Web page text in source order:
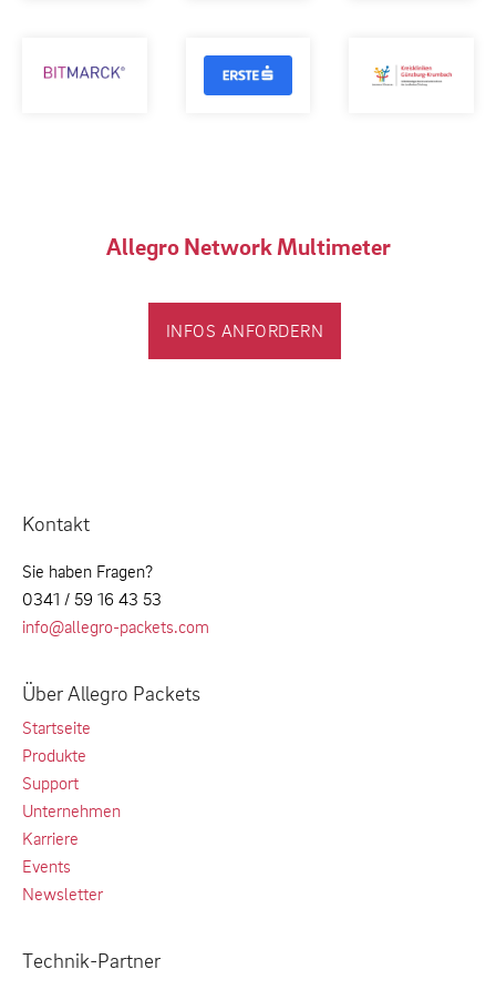
Allegro Network Multimeter
INFOS ANFORDERN
Kontakt
Sie haben Fragen?
0341 / 59 16 43 53
info@allegro-packets.com
Über Allegro Packets
Startseite
Produkte
Support
Unternehmen
Karriere
Events
Newsletter
Technik-Partner